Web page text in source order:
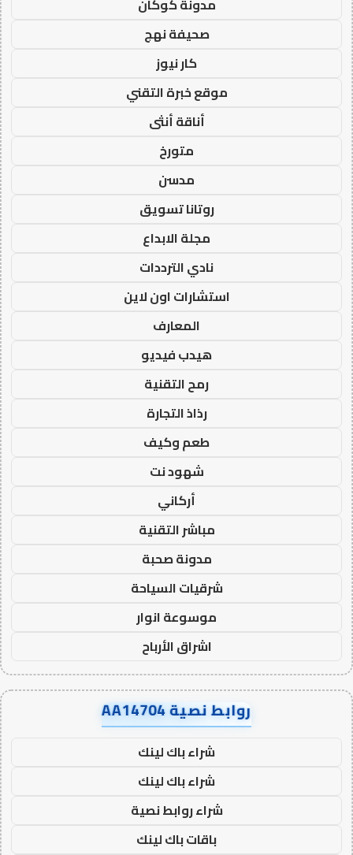
مدونة كوكان
صحيفة نهج
كار نيوز
موقع خبرة التقني
أناقة أنثى
متورخ
مدسن
روتانا تسويق
مجلة الابداع
نادي الترددات
استشارات اون لاين
المعارف
هيدب فيديو
رمح التقنية
رذاذ التجارة
طعم وكيف
شهود نت
أركاني
مباشر التقنية
مدونة صحبة
شرقيات السياحة
موسوعة انوار
اشراق الأرباح
روابط نصية AA14704
شراء باك لينك
شراء باك لينك
شراء روابط نصية
باقات باك لينك